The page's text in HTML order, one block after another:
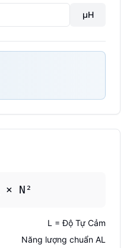
µH
× N²
L = Độ Tự Cảm
Năng lượng chuẩn AL